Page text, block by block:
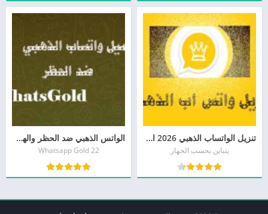
تنزيل الواتساب الذهبي 2026 احدث اصدار تحميل الواتس اب الذهبي برابط مباشر
يتباين بحسب الجهاز
الواتس الذهبي ضد الحظر والهكر WhatsApp Gold 2026
Whatsapp Gold 22